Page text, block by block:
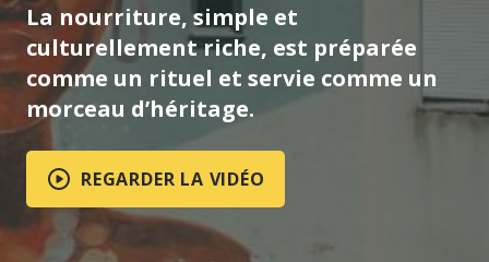
La nourriture, simple et
culturellement riche, est préparée
comme un rituel et servie comme un
morceau d’héritage.
REGARDER LA VIDÉO